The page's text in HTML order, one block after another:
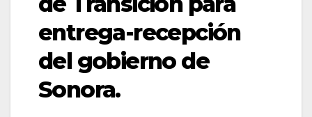
entrega-recepción
del gobierno de
Sonora.